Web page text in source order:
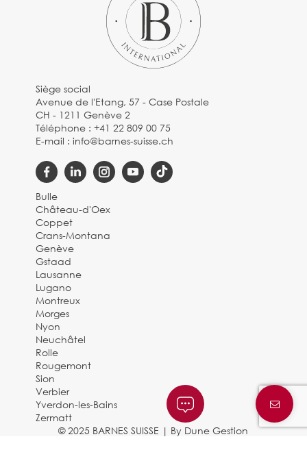
Siège social
Avenue de l'Etang, 57 - Case Postale
CH - 1211 Genève 2
Téléphone :+41 22 809 00 75
E-mail :info@barnes-suisse.ch
Bulle
Château-d'Oex
Coppet
Crans-Montana
Genève
Gstaad
Lausanne
Lugano
Montreux
Morges
Nyon
Neuchâtel
Rolle
Rougemont
Sion
Verbier
Yverdon-les-Bains
Zermatt
© 2025 BARNES SUISSE | By Dune Gestion